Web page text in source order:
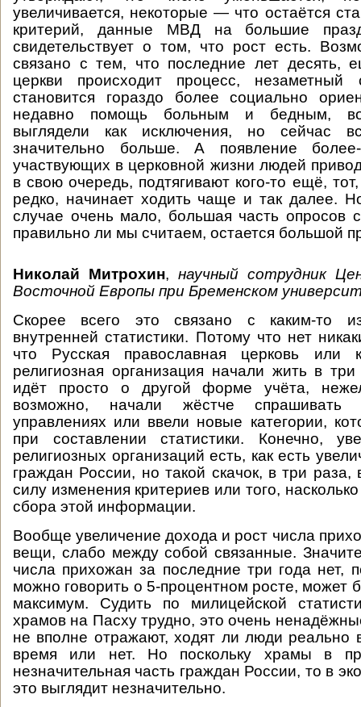
увеличивается, некоторые — что остаётся
критерий, данные МВД на большие
свидетельствует о том, что рост есть.
связано с тем, что последние лет десять,
церкви происходит процесс,
становится гораздо более социально
недавно помощь больным и бедным,
выглядели как исключения, но сейчас
значительно больше. А появление
участвующих в церковной жизни людей
в свою очередь, подтягивают кого-то ещё,
редко, начинает ходить чаще и так далее.
случае очень мало, большая часть опросов
правильно ли мы считаем, остается большой
Николай Митрохин, научный сотрудник
Восточной Европы при Бременском
Скорее всего это связано с каким-то
внутренней статистики. Потому что нет
что Русская православная церковь или
религиозная организация начали жить в
идёт просто о другой форме учёта,
возможно, начали жёстче спрашивать
управлениях или ввели новые категории,
при составлении статистики. Конечно,
религиозных организаций есть, как есть
граждан России, но такой скачок, в три раза,
силу изменения критериев или того,
сбора этой информации.
Вообще увеличение дохода и рост числа
вещи, слабо между собой связанные.
числа прихожан за последние три года нет,
можно говорить о 5-процентном росте, может
максимум. Судить по милицейской
храмов на Пасху трудно, это очень
не вполне отражают, ходят ли люди реально
время или нет. Но поскольку храмы в
незначительная часть граждан России, то в
это выглядит незначительно.